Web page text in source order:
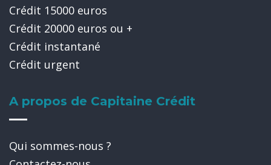
Crédit 15000 euros
Crédit 20000 euros ou +
Crédit instantané
Crédit urgent
A propos de Capitaine Crédit
Qui sommes-nous ?